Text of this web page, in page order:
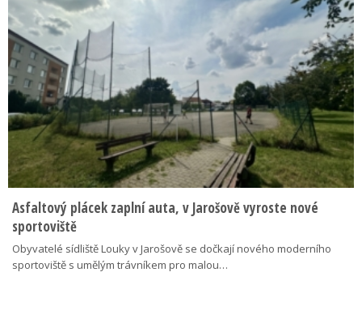
Asfaltový plácek zaplní auta, v Jarošově vyroste nové
sportoviště
Obyvatelé sídliště Louky v Jarošově se dočkají nového moderního
sportoviště s umělým trávníkem pro malou…